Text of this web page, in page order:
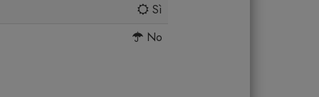
Sì
No